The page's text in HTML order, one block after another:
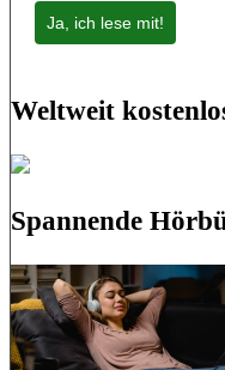
Ja, ich lese mit!
Weltweit
Spannende